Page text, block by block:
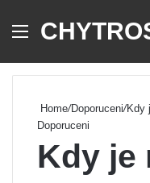
Menu
Home/Doporuceni/Kdy
Doporuceni
Kdy je